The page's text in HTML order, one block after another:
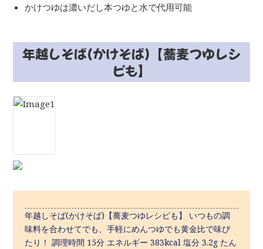
かけつゆは濃いだし本つゆと水で代用可能
年越しそば(かけそば)【蕎麦つゆレシ
ピも】
年越しそば(かけそば)【蕎麦つゆレシピも】 いつもの調
味料を合わせてでも、手軽にめんつゆでも黄金比で味ぴ
たり！ 調理時間 15分 エネルギー 383kcal 塩分 3.2g たん